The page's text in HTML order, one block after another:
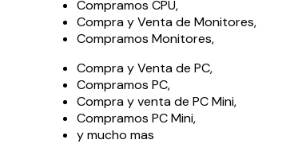
Compramos CPU,
Compra y Venta de Monitores,
Compramos Monitores,
Compra y Venta de PC,
Compramos PC,
Compra y venta de PC Mini,
Compramos PC Mini,
y mucho mas